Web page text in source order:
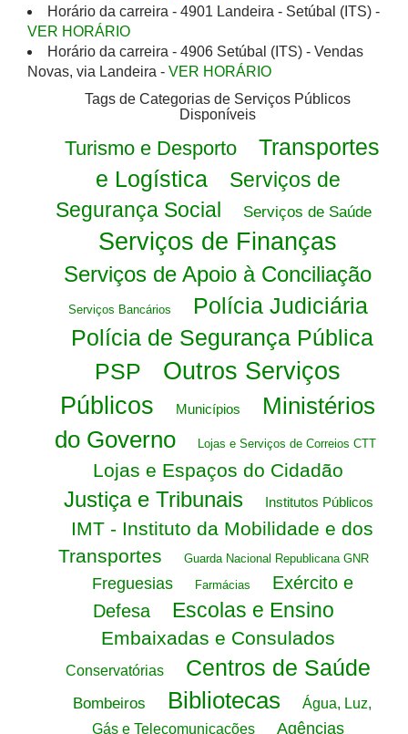
Horário da carreira - 4901 Landeira - Setúbal (ITS) -
VER HORÁRIO
Horário da carreira - 4906 Setúbal (ITS) - Vendas
Novas, via Landeira - VER HORÁRIO
Tags de Categorias de Serviços Públicos
Disponíveis
Turismo e Desporto
Transportes
e Logística
Serviços de
Segurança Social
Serviços de Saúde
Serviços de Finanças
Serviços de Apoio à Conciliação
Serviços Bancários
Polícia Judiciária
Polícia de Segurança Pública
PSP
Outros Serviços
Públicos
Municípios
Ministérios
do Governo
Lojas e Serviços de Correios CTT
Lojas e Espaços do Cidadão
Justiça e Tribunais Institutos Públicos
IMT - Instituto da Mobilidade e dos
Transportes
Guarda Nacional Republicana GNR
Freguesias Farmácias
Exército e
Defesa
Escolas e Ensino
Embaixadas e Consulados
Conservatórias Centros de Saúde
Bombeiros Bibliotecas
Água, Luz,
Gás e Telecomunicações
Agências